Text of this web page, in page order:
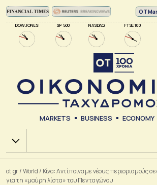
DOW JONES SP 500 NASDAQ FTSE 100
ΟΤ
MARKETS BUSINESS ECONOMY
Χ.Α.
ot.gr/World / Κίνα: Αντίποινα με νέους περιορισμούς σε
για τη «μαύρη λίστα» του Πενταγώνου